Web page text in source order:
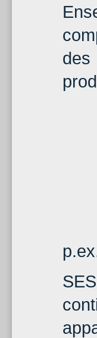
des